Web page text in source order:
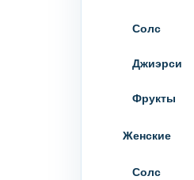
Солс
Джиэрси
Фрукты
Женские
Солс